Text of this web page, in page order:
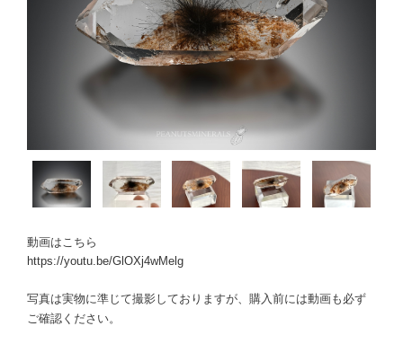
動画はこちら
https://youtu.be/GlOXj4wMelg
写真は実物に準じて撮影しておりますが、購入前には動画も必ず
ご確認ください。